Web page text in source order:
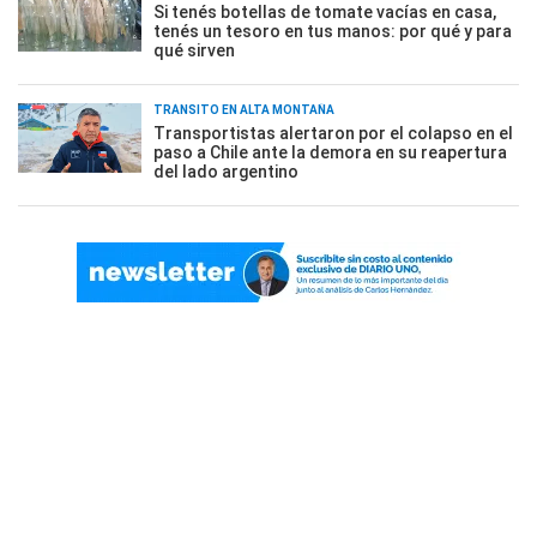
Si tenés botellas de tomate vacías en casa,
tenés un tesoro en tus manos: por qué y para
qué sirven
TRÁNSITO EN ALTA MONTAÑA
Transportistas alertaron por el colapso en el
paso a Chile ante la demora en su reapertura
del lado argentino